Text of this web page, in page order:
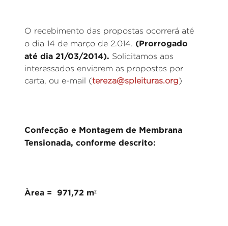
O recebimento das propostas ocorrerá até
o dia 14 de março de 2.014. (Prorrogado
até dia 21/03/2014). Solicitamos aos
interessados enviarem as propostas por
carta, ou e-mail (tereza@spleituras.org)
Confecção e Montagem de Membrana
Tensionada, conforme descrito:
Àrea = 971,72 m²